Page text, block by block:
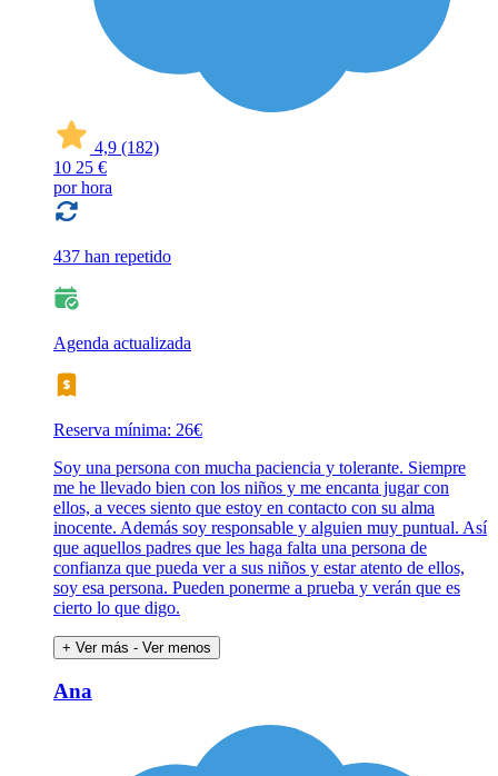
4,9 (182)
10 25 €
por hora
437 han repetido
Agenda actualizada
Reserva mínima: 26€
Soy una persona con mucha paciencia y tolerante. Siempre
me he llevado bien con los niños y me encanta jugar con
ellos, a veces siento que estoy en contacto con su alma
inocente. Además soy responsable y alguien muy puntual. Así
que aquellos padres que les haga falta una persona de
confianza que pueda ver a sus niños y estar atento de ellos,
soy esa persona. Pueden ponerme a prueba y verán que es
cierto lo que digo.
+ Ver más - Ver menos
Ana